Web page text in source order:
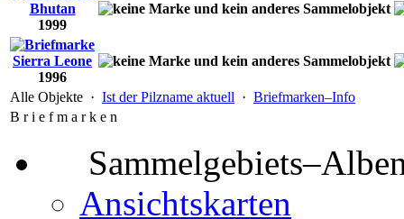
Bhutan
1999
Sierra Leone
1996
Alle Objekte · Ist der Pilzname aktuell · Briefmarken–Info
B r i e f m a r k e n
Ansichtskarten